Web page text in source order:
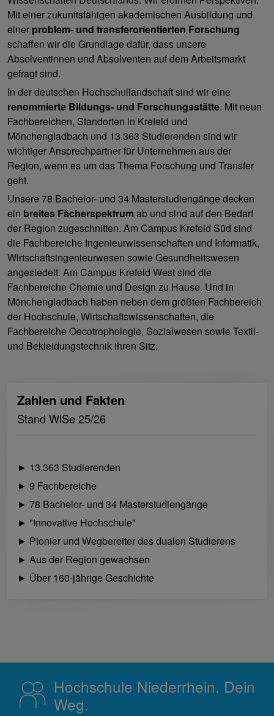
Mit einer zukunftsfähigen akademischen Ausbildung und
einer problem- und transferorientierten Forschung
schaffen wir die Grundlage dafür, dass unsere
Absolventinnen und Absolventen auf dem Arbeitsmarkt
gefragt sind.
In der deutschen Hochschullandschaft sind wir eine
renommierte Bildungs- und Forschungsstätte. Mit neun
Fachbereichen, Standorten in Krefeld und
Mönchengladbach und 13.363 Studierenden sind wir
wichtiger Ansprechpartner für Unternehmen aus der
Region, wenn es um das Thema Forschung und Transfer
geht.
Unsere 78 Bachelor- und 34 Masterstudiengänge decken
ein breites Fächerspektrum ab und sind auf den Bedarf
der Region zugeschnitten. Am Campus Krefeld Süd sind
die Fachbereiche Ingenieurwissenschaften und Informatik,
Wirtschaftsingenieurwesen sowie Gesundheitswesen
angesiedelt. Am Campus Krefeld West sind die
Fachbereiche Chemie und Design zu Hause. Und in
Mönchengladbach haben neben dem größten Fachbereich
der Hochschule, Wirtschaftswissenschaften, die
Fachbereiche Oecotrophologie, Sozialwesen sowie Textil-
und Bekleidungstechnik ihren Sitz.
Zahlen und Fakten
Stand WiSe 25/26
► 13.363 Studierenden
► 9 Fachbereiche
► 78 Bachelor- und 34 Masterstudiengänge
► "Innovative Hochschule"
► Pionier und Wegbereiter des dualen Studierens
► Aus der Region gewachsen
► Über 160-jährige Geschichte
Hochschule Niederrhein. Dein
Weg.